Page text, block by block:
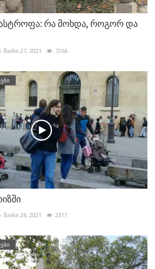
რა მოხდა, როგორ და
მაისი 27, 2021 7266
მაისი 26, 2021 2311